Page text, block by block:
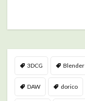
3DCG Blender
DAW dorico